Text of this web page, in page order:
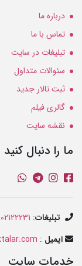
درباره ما
تماس با ما
تبلیغات در سایت
سئوالات متداول
ثبت تالار جدید
گالری فیلم
نقشه سایت
ما را دنبال کنید
تبلیغات:
ایمیل :
خدمات سایت